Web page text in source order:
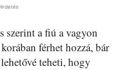
szerint a fiú a vagyon
férhet hozzá, bár
teheti, hogy